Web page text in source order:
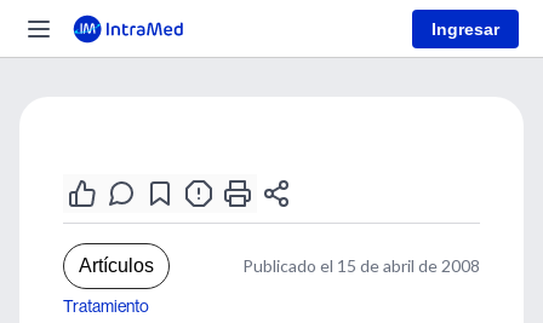
Ingresar
Artículos Publicado el 15 de abril de 2008
Tratamiento